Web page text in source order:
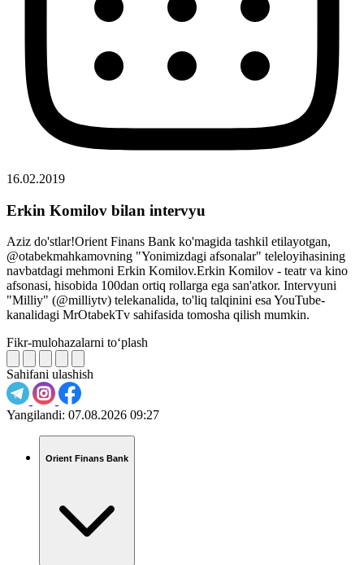
16.02.2019
Erkin Komilov bilan intervyu
Aziz do'stlar!Orient Finans Bank ko'magida tashkil etilayotgan,
@otabekmahkamovning "Yonimizdagi afsonalar" teleloyihasining
navbatdagi mehmoni Erkin Komilov.Erkin Komilov - teatr va kino
afsonasi, hisobida 100dan ortiq rollarga ega san'atkor. Intervyuni
"Milliy" (@milliytv) telekanalida, to'liq talqinini esa YouTube-
kanalidagi MrOtabekTv sahifasida tomosha qilish mumkin.
Fikr-mulohazalarni to‘plash
Sahifani ulashish
Yangilandi: 07.08.2026 09:27
Orient Finans Bank